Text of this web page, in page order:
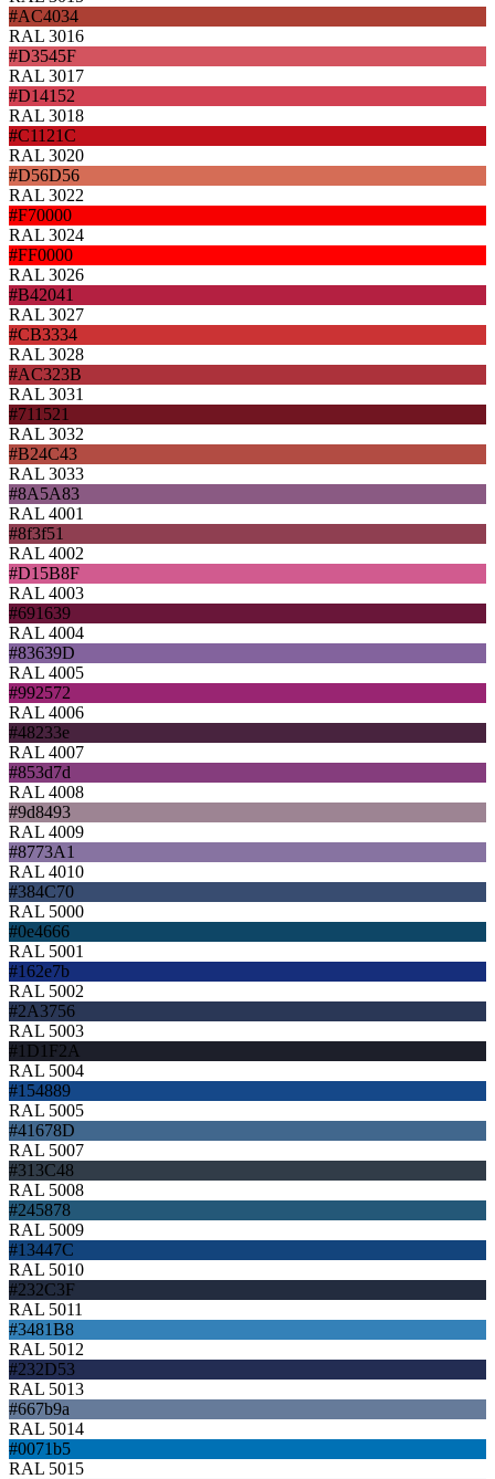
#AC4034
RAL 3016
#D3545F
RAL 3017
#D14152
RAL 3018
#C1121C
RAL 3020
#D56D56
RAL 3022
#F70000
RAL 3024
#FF0000
RAL 3026
#B42041
RAL 3027
#CB3334
RAL 3028
#AC323B
RAL 3031
#711521
RAL 3032
#B24C43
RAL 3033
#8A5A83
RAL 4001
#8f3f51
RAL 4002
#D15B8F
RAL 4003
#691639
RAL 4004
#83639D
RAL 4005
#992572
RAL 4006
#48233e
RAL 4007
#853d7d
RAL 4008
#9d8493
RAL 4009
#8773A1
RAL 4010
#384C70
RAL 5000
#0e4666
RAL 5001
#162e7b
RAL 5002
#2A3756
RAL 5003
#1D1F2A
RAL 5004
#154889
RAL 5005
#41678D
RAL 5007
#313C48
RAL 5008
#245878
RAL 5009
#13447C
RAL 5010
#232C3F
RAL 5011
#3481B8
RAL 5012
#232D53
RAL 5013
#667b9a
RAL 5014
#0071b5
RAL 5015